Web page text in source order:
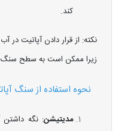
کند.
نکته: از قرار دادن آپاتیت در
زیرا ممکن است به سطح سنگ
نحوه استفاده از سنگ
مدیتیشن: نگه داشتن